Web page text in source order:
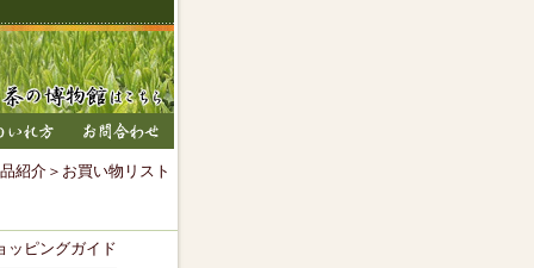
紹介 ＞お買い物リスト
ッピングガイド